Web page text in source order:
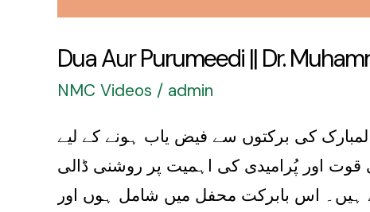
Dua Aur Purumeedi || Dr.
NMC Videos / admin
ڈاکٹر محمد حسنین || نورُالہدیٰ ٹرسٹ || ماہِ رمضان 2025 رمضان المبارک کی برکتوں سے فیض یاب ہونے کے لیے
اور پُرامیدی کی اہمیت پر روشنی ڈالی
ہیں۔ اس بابرکت محفل میں شامل ہوں اور